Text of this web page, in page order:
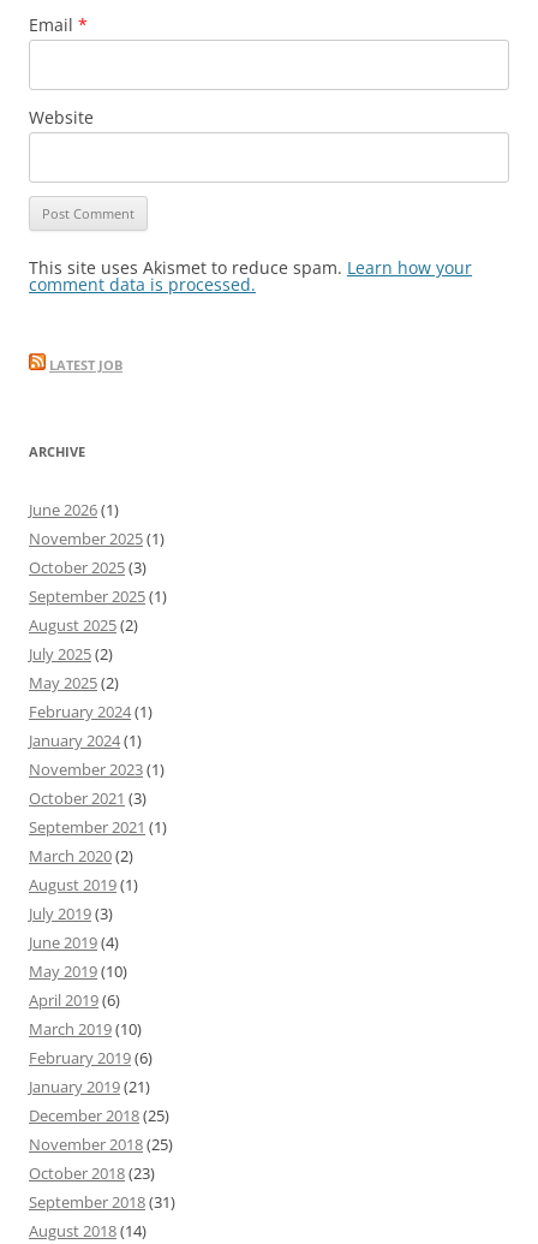
Email *
Website
This site uses Akismet to reduce spam. Learn how your
comment data is processed.
LATEST JOB
ARCHIVE
June 2026(1)
November 2025(1)
October 2025(3)
September 2025(1)
August 2025(2)
July 2025(2)
May 2025(2)
February 2024(1)
January 2024(1)
November 2023(1)
October 2021 (3)
September 2021 (1)
March 2020(2)
August 2019(1)
July 2019(3)
June 2019(4)
May 2019(10)
April 2019(6)
March 2019(10)
February 2019(6)
January 2019(21)
December 2018(25)
November 2018(25)
October 2018(23)
September 2018(31)
August 2018(14)